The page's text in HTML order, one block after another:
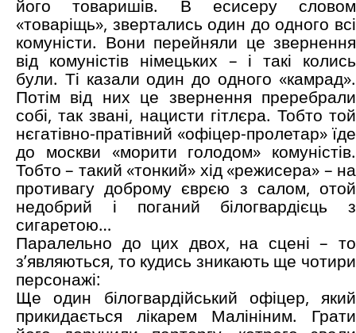
його товаришів. В есисеру словом
«товаріщь», звертались один до одного всі
комуністи. Вони перейняли це звернення
від комуністів німецьких – і такі колись
були. Ті казали один до одного «камрад».
Потім від них це звернення преребрали
собі, так звані, нацисти гітлєра. Тобто той
нєгатівно-пратівний «офіцер-пролетар» їде
до москви «морити голодом» комуністів.
Тобто – такий «тонкий» хід «режисера» – на
противагу доброму єврєю з салом, отой
недобрий і поганий білогвардієць з
сигаретою…
Паралельно до цих двох, на сцені – то
з’являються, то кудись зникають ще чотири
персонажі:
Ще один білогвардійський офіцер, який
прикидається лікарем Малініним. Грати